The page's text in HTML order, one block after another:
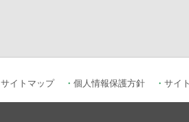
サイトマップ 個人情報保護方針 サイ